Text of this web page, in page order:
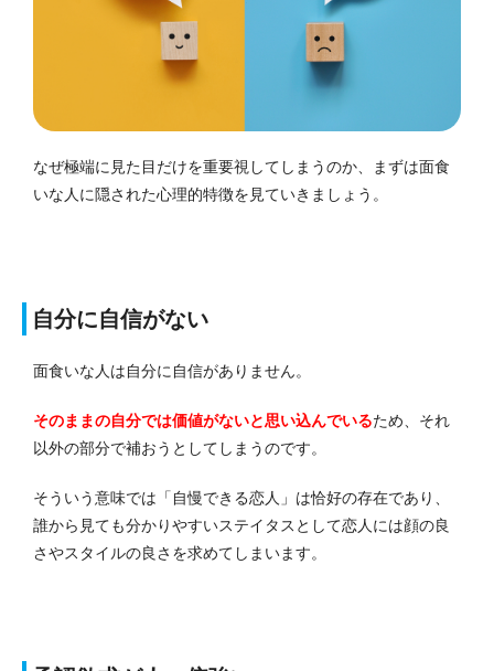
なぜ極端に見た目だけを重要視してしまうのか、まずは面食
いな人に隠された心理的特徴を見ていきましょう。
自分に自信がない
面食いな人は自分に自信がありません。
そのままの自分では価値がないと思い込んでいるため、それ
以外の部分で補おうとしてしまうのです。
そういう意味では「自慢できる恋人」は恰好の存在であり、
誰から見ても分かりやすいステイタスとして恋人には顔の良
さやスタイルの良さを求めてしまいます。